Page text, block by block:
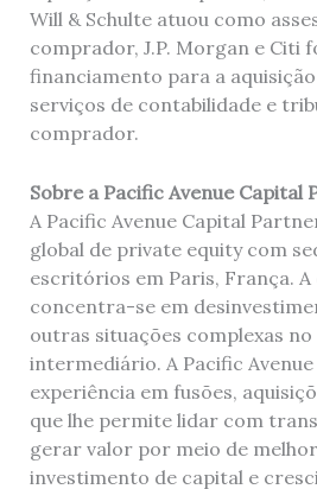
Will & Schulte atuou como
comprador, J.P. Morgan e Citi
financiamento para a
serviços de contabilidade e
comprador.
Sobre a Pacific Avenue Capital
A Pacific Avenue Capital
global de private equity com
escritórios em Paris, França. A
concentra-se em
outras situações complexas
intermediário. A Pacific
experiência em fusões,
que lhe permite lidar com
gerar valor por meio de
investimento de capital e